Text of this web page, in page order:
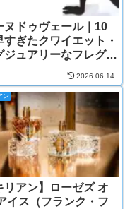
ヌドゥヴェール｜10
すぎたクワイエット・
ジュアリーなフレグラ
2026.06.14
ン
リアン】ローゼズ オ
イス（フランク・フ